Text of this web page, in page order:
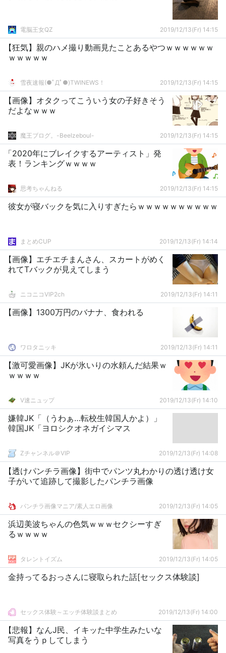
電脳王女QZ 2019/12/13(Fr) 14:15
【狂気】親のハメ撮り動画見たことあるやつｗｗｗｗｗｗ
ｗｗｗｗｗ
雪夜速報(●ﾟДﾟ●)TWINEWS！ 2019/12/13(Fr) 14:15
【画像】オタクってこういう女の子好きそう
だよなｗｗｗ
魔王ブログ。-Beelzeboul- 2019/12/13(Fr) 14:15
「2020年にブレイクするアーティスト」発
表！ランキングｗｗｗｗ
思考ちゃんねる 2019/12/13(Fr) 14:15
彼女が寝バックを気に入りすぎたらｗｗｗｗｗｗｗｗｗｗ
まとめCUP 2019/12/13(Fr) 14:14
【画像】エチエチまんさん、スカートがめく
れてTバックが見えてしまう
ニコニコVIP2ch 2019/12/13(Fr) 14:11
【画像】1300万円のバナナ、食われる
ワロタニッキ 2019/12/13(Fr) 14:11
【激可愛画像】JKが氷いりの水頼んだ結果ｗ
ｗｗｗｗ
V速ニュップ 2019/12/13(Fr) 14:10
嫌韓JK「（うわぁ…転校生韓国人かよ）」
韓国JK「ヨロシクオネガイシマス
Zチャンネル＠VIP 2019/12/13(Fr) 14:08
【透けパンチラ画像】街中でパンツ丸わかりの透け透け女
子がいて追跡して撮影したパンチラ画像
パンチラ画像マニア/素人エロ画像 2019/12/13(Fr) 14:05
浜辺美波ちゃんの色気ｗｗｗセクシーすぎ
るｗｗｗｗ
タレントイズム 2019/12/13(Fr) 14:05
金持ってるおっさんに寝取られた話[セックス体験談]
セックス体験～エッチ体験談まとめ 2019/12/13(Fr) 14:00
【悲報】なんJ民、イキッた中学生みたいな
写真をうｐしてしまう